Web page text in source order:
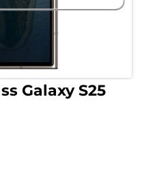
Galaxy S25